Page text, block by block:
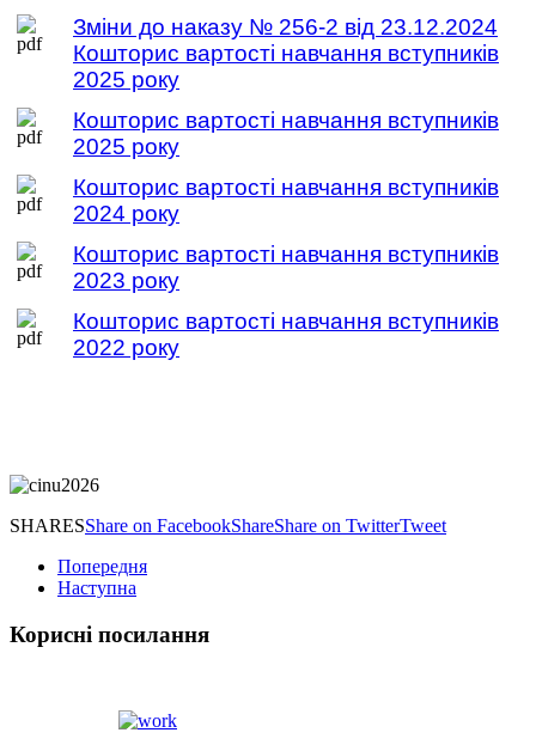
Зміни до наказу № 256-2 від 23.12.2024
Кошторис вартості навчання вступників
2025 року
Кошторис вартості навчання вступників
2025 року
Кошторис вартості навчання вступників
2024 року
Кошторис вартості навчання вступників
2023 року
Кошторис вартості навчання вступників
2022 року
SHARESShare on FacebookShareShare on TwitterTweet
Попередня
Наступна
Корисні посилання